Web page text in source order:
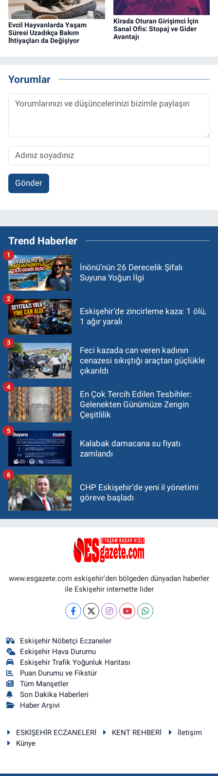
Evcil Hayvanlarda Yaşam
Süresi Uzadıkça Bakım
İhtiyaçları da Değişiyor
Kirada Oturan Girişimci İçin
Sanal Ofis: Stopaj ve Gider
Avantajı
Yorumlar
Gönder
Trend Haberler
İnönü’nün 26 Derecelik Şifalı
Suyuna Yoğun İlgi
1
Eskişehir’de zincirleme kaza: 1 ölü,
1 ağır yaralı
2
Feci kazada can veren kadının
cenazesi sıkıştığı araçtan güçlükle
çıkarıldı
3
En Çok Tercih Edilen Tesbihler:
Gelenekten Günümüze Zengin
Çeşitlilik
4
Kalabak damacana su fiyatı
zamlandı
5
CHP Eskişehir’de yeni il yönetimi
göreve başladı
6
www.esgazete.com eskişehir'den bölgeden dünyadan haberler
ile Eskişehir internette lider
Eskişehir Nöbetçi Eczaneler
Eskişehir Hava Durumu
Eskişehir Trafik Yoğunluk Haritası
Puan Durumu ve Fikstür
Tüm Manşetler
Son Dakika Haberleri
Haber Arşivi
ESKİŞEHİR ECZANELERİ KENT REHBERİ
İletişim
Künye